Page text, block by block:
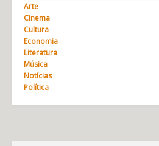
Arte
Cinema
Cultura
Economia
Literatura
Música
Notícias
Política